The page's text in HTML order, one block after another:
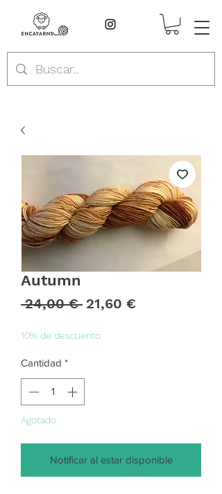
Autumn
24,00 € Precio
21,60 €Precio
10% de descuento
Cantidad *
Agotado
Notificar al estar disponible